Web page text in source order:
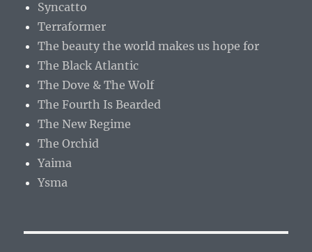
Syncatto
Terraformer
The beauty the world makes us hope for
The Black Atlantic
The Dove & The Wolf
The Fourth Is Bearded
The New Regime
The Orchid
Yaima
Ysma